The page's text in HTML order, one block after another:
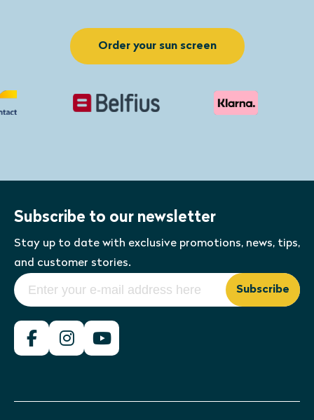
Iedere andere afwijkende wens kan je via
de besteloptie afwijkende maten
doorgeven. Zo heb je eenzonnescherm
Order your sun screen
Subscribe to our newsletter
Stay up to date with exclusive promotions, news, tips,
and customer stories.
Subscribe